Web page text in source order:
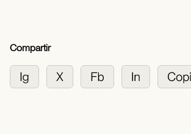
Compartir